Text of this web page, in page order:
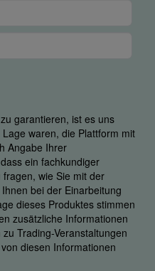
garantieren, ist es uns
waren, die Plattform mit
Angabe Ihrer
ein fachkundiger
wie Sie mit der
bei der Einarbeitung
dieses Produktes stimmen
zusätzliche Informationen
Trading-Veranstaltungen
diesen Informationen